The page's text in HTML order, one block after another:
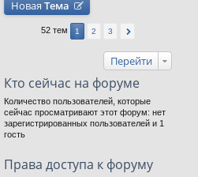
Новая Тема
52 тем 1 2 3
Перейти
Кто сейчас на форуме
Количество пользователей, которые
сейчас просматривают этот форум: нет
зарегистрированных пользователей и 1
гость
Права доступа к форуму